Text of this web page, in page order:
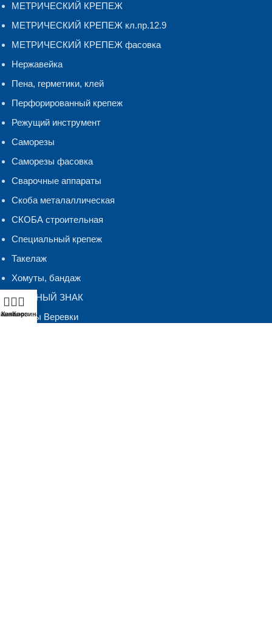
МЕТРИЧЕСКИЙ КРЕПЕЖ
МЕТРИЧЕСКИЙ КРЕПЕЖ кл.пр.12.9
МЕТРИЧЕСКИЙ КРЕПЕЖ фасовка
Нержавейка
Пена, герметики, клей
Перфорированный крепеж
Режущий инструмент
Саморезы
Саморезы фасовка
Сварочные аппараты
Скоба металаллическая
СКОБА строительная
Специальный крепеж
Такелаж
Хомуты, бандаж
ЧЕСТНЫЙ ЗНАК
Шнуры Веревки
Каталог
Корзина